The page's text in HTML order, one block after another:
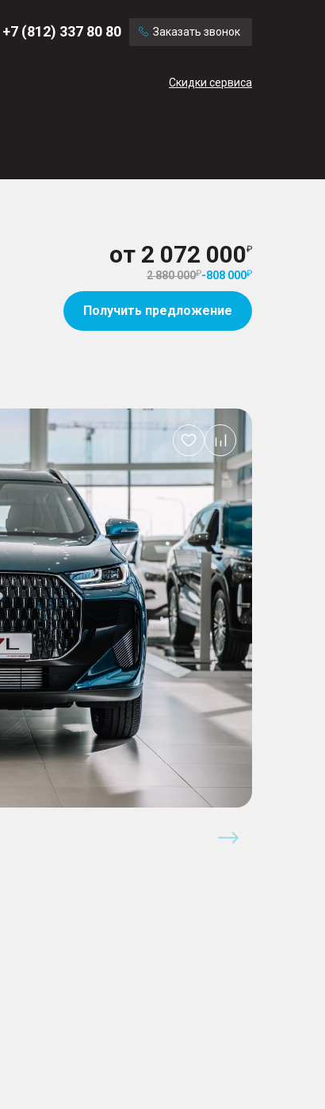
+7 (812) 337 80 80 Заказать звонок
Скидки сервиса
от 2 072 000
2 880 000 -808 000
Получить предложение
Добавить
в
избранное